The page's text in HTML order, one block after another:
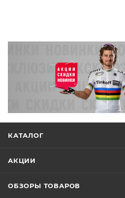
КАТАЛОГ
АКЦИИ
ОБЗОРЫ ТОВАРОВ